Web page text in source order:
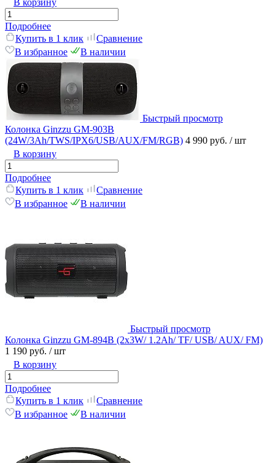
В корзину
Подробнее
Купить в 1 клик
Сравнение
В избранное
В наличии
Быстрый просмотр
Колонка Ginzzu GM-903B
(24W/3Ah/TWS/IPX6/USB/AUX/FM/RGB) 4 990 руб. / шт
В корзину
Подробнее
Купить в 1 клик
Сравнение
В избранное
В наличии
Быстрый просмотр
Колонка Ginzzu GM-894B (2x3W/ 1.2Ah/ TF/ USB/ AUX/ FM)
1 190 руб. / шт
В корзину
Подробнее
Купить в 1 клик
Сравнение
В избранное
В наличии